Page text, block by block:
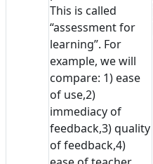
This is called
“assessment for
learning”. For
example, we will
compare: 1) ease
of use,2)
immediacy of
feedback,3) quality
of feedback,4)